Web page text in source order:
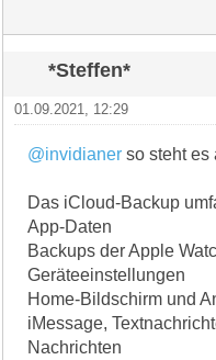
*Steffen*
01.09.2021, 12:29
@invidianer so steht es
Das iCloud-Backup
App-Daten
Backups der Apple
Geräteeinstellungen
Home-Bildschirm und
iMessage,
Nachrichten